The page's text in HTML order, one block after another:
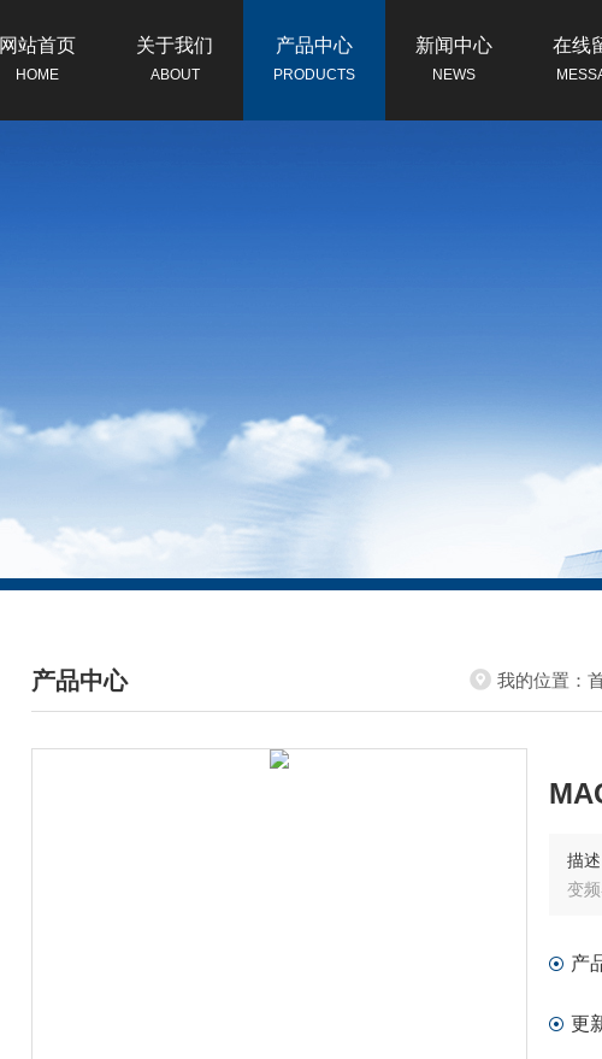
网站首页
HOME
关于我们
ABOUT
产品中心
PRODUCTS
新闻中心
NEWS
在线
产品中心
/ PRODUCTS CENTER
我的位置：
描述
变
产
更